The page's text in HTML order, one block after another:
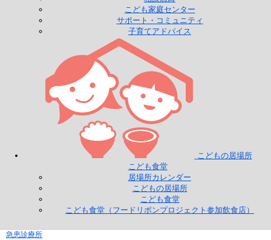
こども家庭センター
サポート・コミュニティ
子育てアドバイス
こどもの居場所
こども食堂
居場所カレンダー
こどもの居場所
こども食堂
こども食堂（フードリボンプロジェクト参加飲食店）
急患診療所